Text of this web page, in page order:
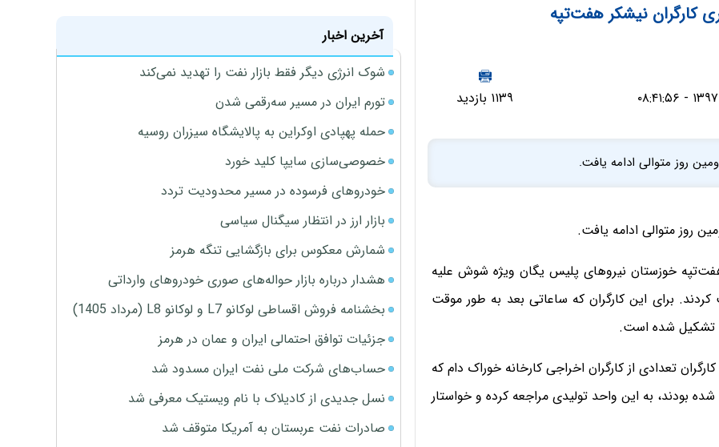
کارگران نیشکر هفت‌تپه
۱۱۳۹ بازدید
روز متوالی ادامه یافت.
روز متوالی ادامه یافت.
نیشکر هفت‌تپه خوزستان نیروهای پلیس یگان ویژه شوش علیه
تن از آنان را بازداشت کردند. برای این کارگران که ساعاتی بعد به طور موقت
تشکیل شده است.
تعدادی از کارگران اخراجی کارخانه خوراک دام که
با حدود ۳۰ تن دیگر اخراج شده بودند، به این واحد تولیدی مراجعه کرده و خواستار
آخرین اخبار
شوک انرژی دیگر فقط بازار نفت را تهدید نمی‌کند
تورم ایران در مسیر سه‌رقمی شدن
حمله پهپادی اوکراین به پالایشگاه سیزران روسیه
خصوصی‌سازی سایپا کلید خورد
خودروهای فرسوده در مسیر محدودیت تردد
بازار ارز در انتظار سیگنال سیاسی
شمارش معکوس برای بازگشایی تنگه هرمز
هشدار درباره بازار حواله‌های صوری خودروهای وارداتی
بخشنامه فروش اقساطی لوکانو L7 و لوکانو L8 (مرداد 1405)
جزئیات توافق احتمالی ایران و عمان در هرمز
حساب‌های شرکت ملی نفت ایران مسدود شد
نسل جدیدی از کادیلاک با نام ویستیک معرفی شد
صادرات نفت عربستان به آمریکا متوقف شد